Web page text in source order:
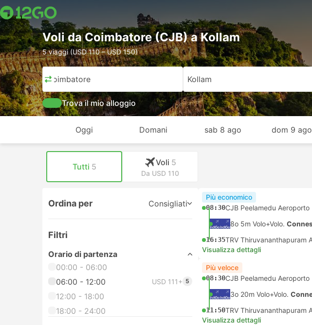
Voli da Coimbatore (CJB) a Kollam
5 viaggi (USD 110 – USD 150)
Coimbatore Kollam
Trova il mio alloggio
Oggi Domani sab 8 ago dom 9 ago
Tutti 5 Voli 5
Da USD 110
Ordina per Consigliati
Filtri
Orario di partenza
00:00 - 06:00
06:00 - 12:00
USD 111+ 5
12:00 - 18:00
18:00 - 24:00
Più economico
08:30CJB Peelamedu Aeroporto
8o 5m Volo+Volo.
16:35
Visualizza dettagli
Più veloce
08:30CJB Peelamedu Aeroporto
3o 20m Volo+Volo.
11:50
Visualizza dettagli